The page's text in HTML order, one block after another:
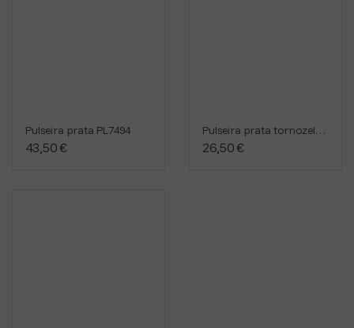
Pulseira prata PL7494
43,50 €
Pulseira prata tornozelo PPL932
26,50 €